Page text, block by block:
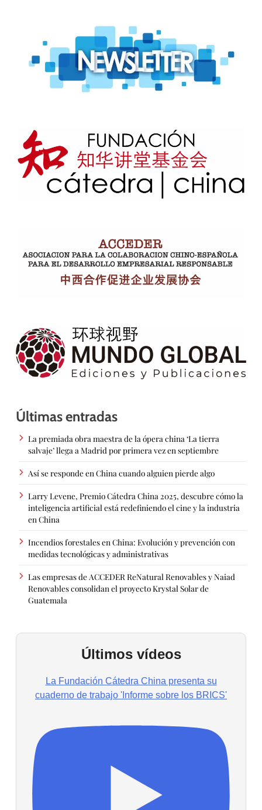
Últimas entradas
La premiada obra maestra de la ópera china ‘La tierra
salvaje’ llega a Madrid por primera vez en septiembre
Así se responde en China cuando alguien pierde algo
Larry Levene, Premio Cátedra China 2025, descubre cómo la
inteligencia artificial está redefiniendo el cine y la industria
en China
Incendios forestales en China: Evolución y prevención con
medidas tecnológicas y administrativas
Las empresas de ACCEDER ReNatural Renovables y Naiad
Renovables consolidan el proyecto Krystal Solar de
Guatemala
Últimos vídeos
La Fundación Cátedra China presenta su
cuaderno de trabajo 'Informe sobre los BRICS'